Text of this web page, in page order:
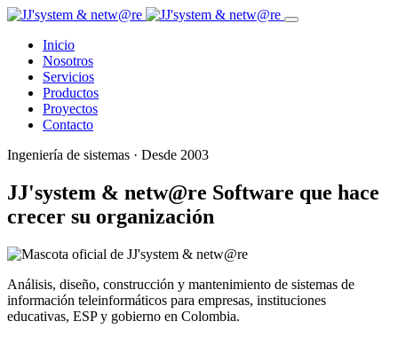
Inicio
Nosotros
Servicios
Productos
Proyectos
Contacto
Ingeniería de sistemas · Desde 2003
JJ'system & netw@re Software que hace
crecer su organización
Análisis, diseño, construcción y mantenimiento de sistemas de
información teleinformáticos para empresas, instituciones
educativas, ESP y gobierno en Colombia.